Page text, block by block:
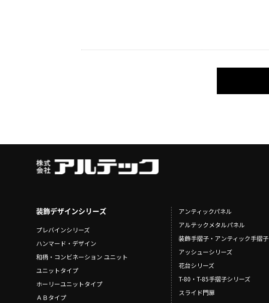
装飾デザインシリーズ
プレバインシリーズ
ハンマード・デザイン
和柄・コンビネーション ユニット
ユニットタイプ
ホーリーユニットタイプ
ＡＢタイプ
アンティックパネル
アルテックメタルパネル
装飾手摺子・アンティック手摺子
アッシューシリーズ
花台シリーズ
T-80・T-85手摺子シリーズ
スライド門扉